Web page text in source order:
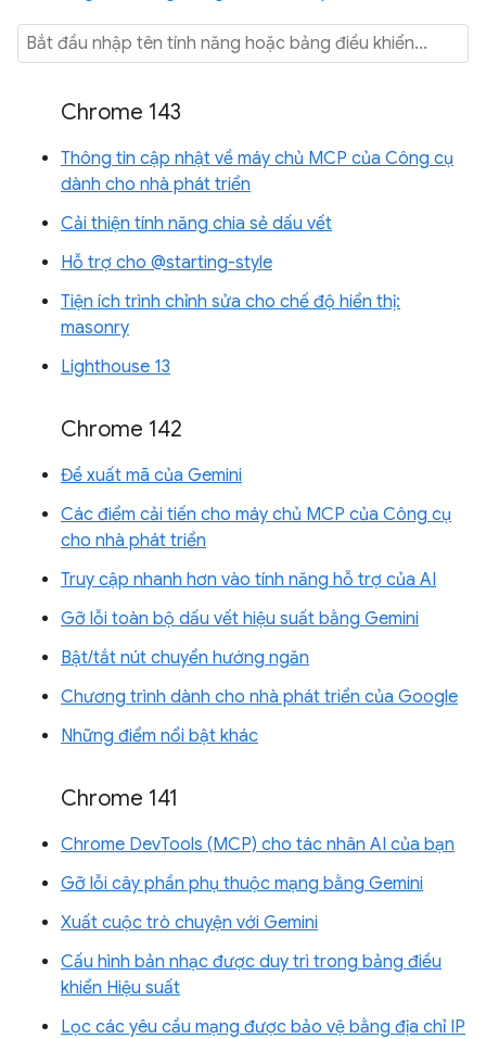
Chrome 143
Thông tin cập nhật về máy chủ MCP của Công cụ
dành cho nhà phát triển
Cải thiện tính năng chia sẻ dấu vết
Hỗ trợ cho @starting-style
Tiện ích trình chỉnh sửa cho chế độ hiển thị:
masonry
Lighthouse 13
Chrome 142
Đề xuất mã của Gemini
Các điểm cải tiến cho máy chủ MCP của Công cụ
cho nhà phát triển
Truy cập nhanh hơn vào tính năng hỗ trợ của AI
Gỡ lỗi toàn bộ dấu vết hiệu suất bằng Gemini
Bật/tắt nút chuyển hướng ngăn
Chương trình dành cho nhà phát triển của Google
Những điểm nổi bật khác
Chrome 141
Chrome DevTools (MCP) cho tác nhân AI của bạn
Gỡ lỗi cây phần phụ thuộc mạng bằng Gemini
Xuất cuộc trò chuyện với Gemini
Cấu hình bản nhạc được duy trì trong bảng điều
khiển Hiệu suất
Lọc các yêu cầu mạng được bảo vệ bằng địa chỉ IP